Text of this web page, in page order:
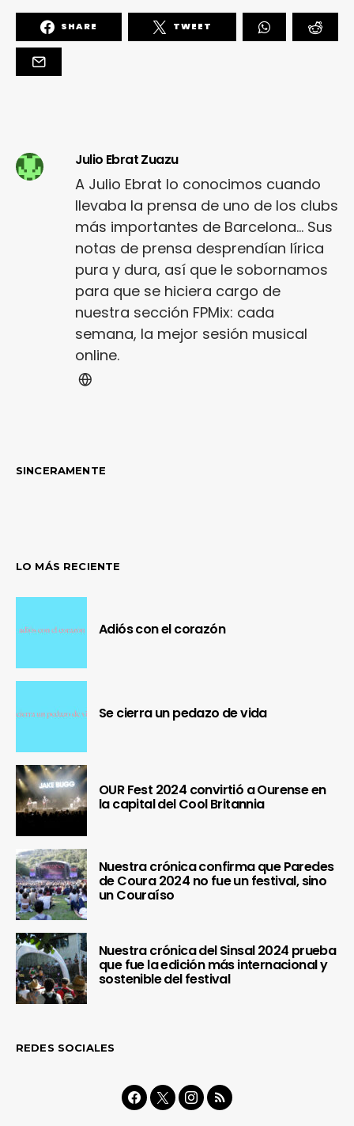
SHARE TWEET
Julio Ebrat Zuazu
A Julio Ebrat lo conocimos cuando
llevaba la prensa de uno de los clubs
más importantes de Barcelona... Sus
notas de prensa desprendían lírica
pura y dura, así que le sobornamos
para que se hiciera cargo de
nuestra sección FPMix: cada
semana, la mejor sesión musical
online.
SINCERAMENTE
LO MÁS RECIENTE
Adiós con el corazón
Se cierra un pedazo de vida
OUR Fest 2024 convirtió a Ourense en
la capital del Cool Britannia
Nuestra crónica confirma que Paredes
de Coura 2024 no fue un festival, sino
un Couraíso
Nuestra crónica del Sinsal 2024 prueba
que fue la edición más internacional y
sostenible del festival
REDES SOCIALES